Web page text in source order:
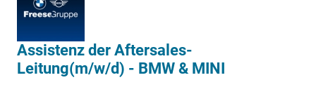
Assistenz der Aftersales-
Leitung(m/w/d) - BMW & MINI